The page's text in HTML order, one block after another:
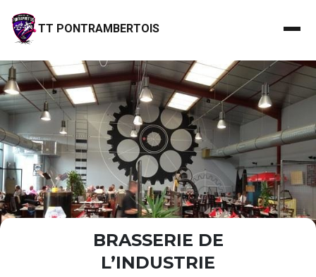
TT PONTRAMBERTOIS
BRASSERIE DE
L’INDUSTRIE